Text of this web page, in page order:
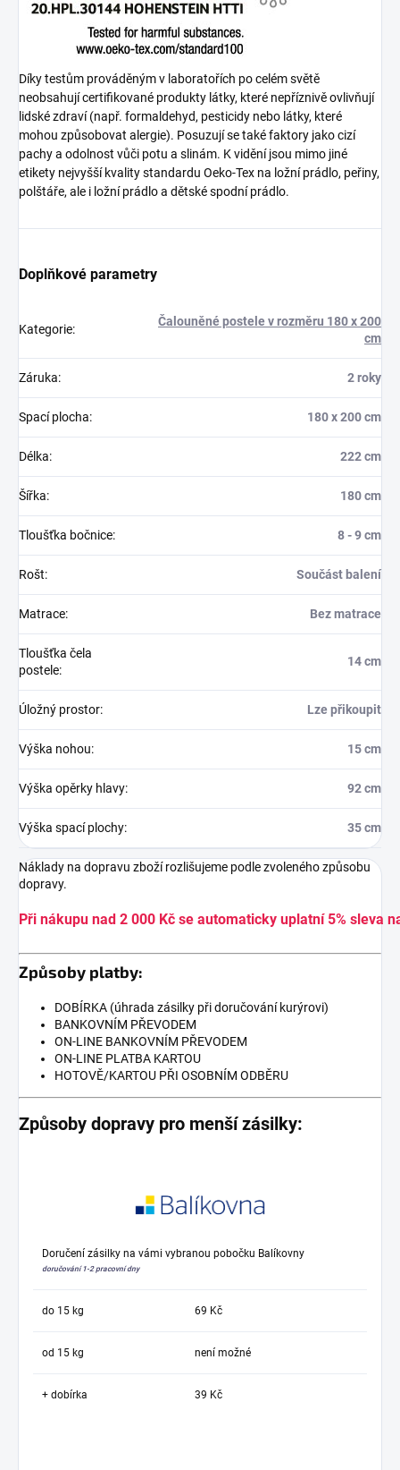
Díky testům prováděným v laboratořích po celém světě
neobsahují certifikované produkty látky, které nepříznivě ovlivňují
lidské zdraví (např. formaldehyd, pesticidy nebo látky, které
mohou způsobovat alergie). Posuzují se také faktory jako cizí
pachy a odolnost vůči potu a slinám. K vidění jsou mimo jiné
etikety nejvyšší kvality standardu Oeko-Tex na ložní prádlo, peřiny,
polštáře, ale i ložní prádlo a dětské spodní prádlo.
Doplňkové parametry
Kategorie:
Čalouněné postele v rozměru 180 x 200
cm
Záruka: 2 roky
Spací plocha: 180 x 200 cm
Délka: 222 cm
Šířka: 180 cm
Tloušťka bočnice: 8 - 9 cm
Rošt: Součást balení
Matrace: Bez matrace
Tloušťka čela
postele:
14 cm
Úložný prostor: Lze přikoupit
Výška nohou: 15 cm
Výška opěrky hlavy: 92 cm
Výška spací plochy: 35 cm
Náklady na dopravu zboží rozlišujeme podle zvoleného způsobu
dopravy.
Při nákupu nad 2 000 Kč se automaticky uplatní 5% sleva
Způsoby platby:
DOBÍRKA (úhrada zásilky při doručování kurýrovi)
BANKOVNÍM PŘEVODEM
ON-LINE BANKOVNÍM PŘEVODEM
ON-LINE PLATBA KARTOU
HOTOVĚ/KARTOU PŘI OSOBNÍM ODBĚRU
Způsoby dopravy pro menší zásilky:
Doručení zásilky na vámi vybranou pobočku Balíkovny
doručování 1-2 pracovní dny
do 15 kg 69 Kč
od 15 kg není možné
+ dobírka 39 Kč